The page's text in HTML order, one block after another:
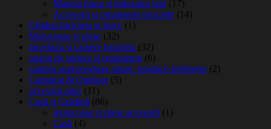
Maneta frana si intinzator lant (17)
Accesorii si ornamente biciclete (14)
Ghidon bicicleta si force (1)
Motocoase si piese (32)
anvelopa si camere bicicleta (32)
aparat de sudura si equipment (6)
camera supraveghere smart -produce-inteligent (2)
Camping & Outdoor (5)
accesorii-auto (11)
Casă și Grădină (86)
motocoase si piese accesorii (1)
Casă (4)